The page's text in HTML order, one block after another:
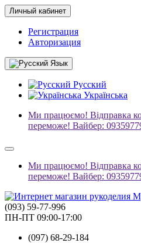
Личный кабинет
Регистрация
Авторизация
Язык
Русский
Українська
Ми працюємо! Відправка
переможе! Вайбер:
Ми працюємо! Відправка
переможе! Вайбер:
(093) 59-77-996
ПН-ПТ 09:00-17:00
(097) 68-29-184